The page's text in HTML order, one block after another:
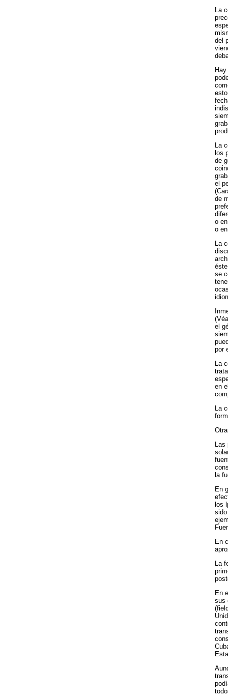
La
del
La
los
de
el
de
o
o
La
se
el
por
La
en
La
Las
la
En
los
En
La
En
sus